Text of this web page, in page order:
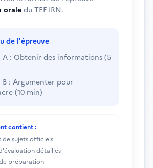
oraledu TEF IRN.
de l'épreuve
A : Obtenir des informations (5
B : Argumenter pour
(10 min)
contient :
de sujets officiels
détaillés
préparation